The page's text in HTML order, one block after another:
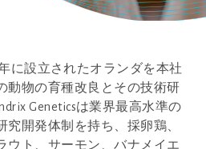
に設立されたオランダを本社
動物の育種改良とその技術研
Geneticsは業界最高水準の
究開発体制を持ち、採卵鶏、
ウト、サーモン、バナメイエ